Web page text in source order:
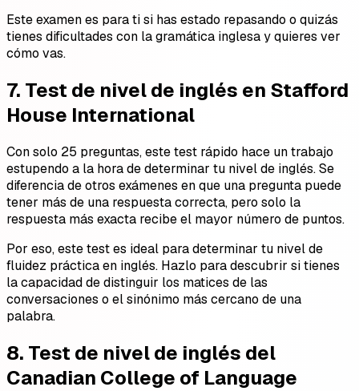
Este examen es para ti si has estado repasando o quizás
tienes dificultades con la gramática inglesa y quieres ver
cómo vas.
7. Test de nivel de inglés en Stafford
House International
Con solo 25 preguntas, este test rápido hace un trabajo
estupendo a la hora de determinar tu nivel de inglés. Se
diferencia de otros exámenes en que una pregunta puede
tener más de una respuesta correcta, pero solo la
respuesta más exacta recibe el mayor número de puntos.
Por eso, este test es ideal para determinar tu nivel de
fluidez práctica en inglés. Hazlo para descubrir si tienes
la capacidad de distinguir los matices de las
conversaciones o el sinónimo más cercano de una
palabra.
8. Test de nivel de inglés del
Canadian College of Language